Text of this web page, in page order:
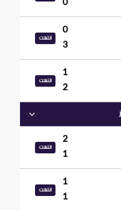
0
0
3
انتهت
1
2
انتهت
2
1
انتهت
1
1
انتهت